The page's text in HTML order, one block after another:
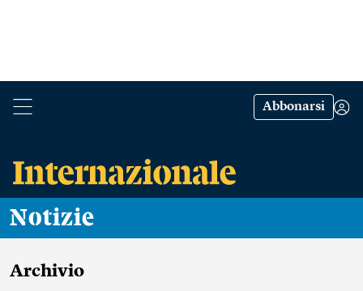
Abbonarsi
Notizie
Archivio